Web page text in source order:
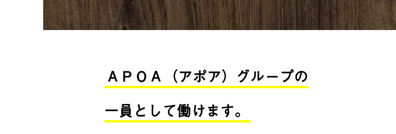
ＡＰＯＡ（アポア）グループの
一員として働けます。